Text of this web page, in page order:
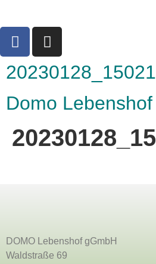
Domo Lebenshof
DOMO Lebenshof gGmbH
Waldstraße 69